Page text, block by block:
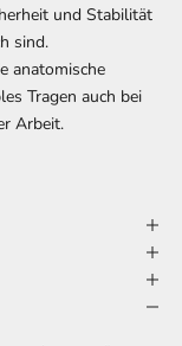
und Stabilität
sind.
anatomische
Tragen auch bei
Arbeit.